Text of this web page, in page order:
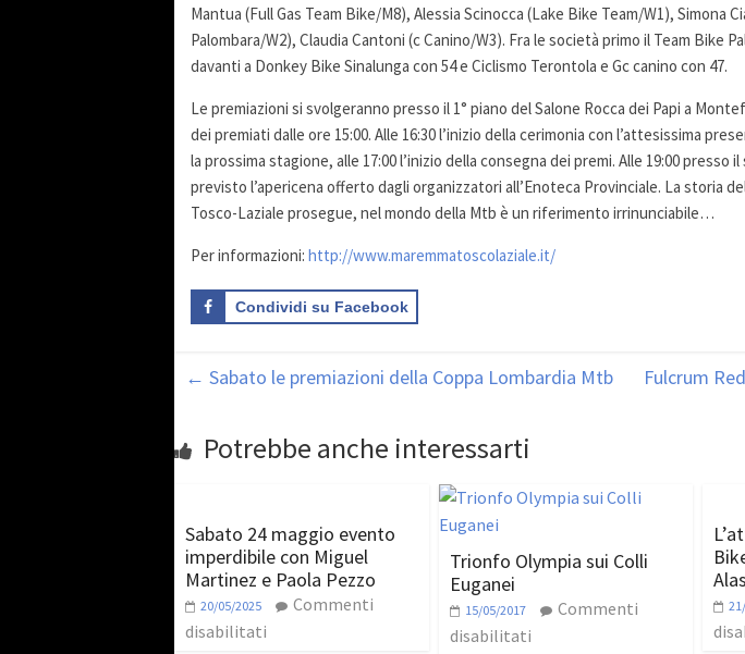
Mantua (Full Gas Team Bike/M8), Alessia Scinocca (Lake Bike Team/W1), Simona
Palombara/W2), Claudia Cantoni (c Canino/W3). Fra le società primo il Team Bike
davanti a Donkey Bike Sinalunga con 54 e Ciclismo Terontola e Gc canino con 47.
Le premiazioni si svolgeranno presso il 1° piano del Salone Rocca dei Papi a
dei premiati dalle ore 15:00. Alle 16:30 l’inizio della cerimonia con l’attesissima
la prossima stagione, alle 17:00 l’inizio della consegna dei premi. Alle 19:00 presso
previsto l’apericena offerto dagli organizzatori all’Enoteca Provinciale. La storia
Tosco-Laziale prosegue, nel mondo della Mtb è un riferimento irrinunciabile…
Per informazioni: http://www.maremmatoscolaziale.it/
Condividi su Facebook
← Sabato le premiazioni della Coppa Lombardia Mtb Fulcrum
Potrebbe anche interessarti
Sabato 24 maggio evento
imperdibile con Miguel
Martinez e Paola Pezzo
20/05/2025
Commenti
disabilitati
Trionfo Olympia sui Colli
Euganei
15/05/2017
Commenti
disabilitati